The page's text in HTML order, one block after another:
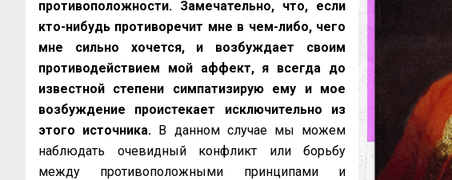
противоположности. Замечательно, что, если
кто-нибудь противоречит мне в чем-либо, чего
мне сильно хочется, и возбуждает своим
противодействием мой аффект, я всегда до
известной степени симпатизирую ему и мое
возбуждение проистекает исключительно из
этого источника. В данном случае мы можем
наблюдать очевидный конфликт или борьбу
между противоположными принципами и